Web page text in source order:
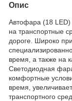
Опис
Автофара (18 LED)
на транспортные
дороге. Широко
время, а также на
Светодиодная
комфортные
время,
транспортного